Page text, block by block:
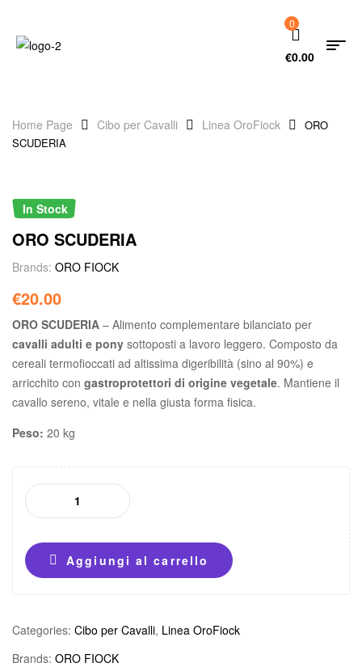
0
€0.00
Home Page Cibo per Cavalli Linea OroFiock
ORO
SCUDERIA
In Stock
ORO SCUDERIA
Brands: ORO FIOCK
€20.00
ORO SCUDERIA – Alimento complementare bilanciato per
cavalli adulti e pony sottoposti a lavoro leggero. Composto da
cereali termofioccati ad altissima digeribilità (sino al 90%) e
arricchito con gastroprotettori di origine vegetale. Mantiene il
cavallo sereno, vitale e nella giusta forma fisica.
Peso: 20 kg
Aggiungi al carrello
Categories: Cibo per Cavalli, Linea OroFiock
Brands: ORO FIOCK